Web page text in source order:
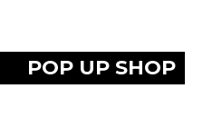
POP UP SHOP